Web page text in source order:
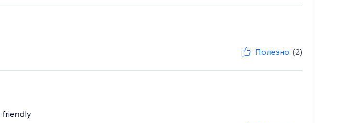
Полезно (2)